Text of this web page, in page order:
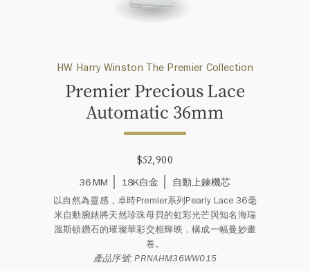
HW Harry Winston The Premier Collection
Premier Precious Lace
Automatic 36mm
$52,900
36 MM
18K白金 自動上鍊機芯
以自然為靈感，卓時Premier系列Pearly Lace 36毫
米自動腕錶將天然珍珠母貝的虹彩光芒與知名海瑞
溫斯頓鑽石的璀璨華彩交相輝映，構成一幅曼妙畫
卷。
產品序號: PRNAHM36WW015